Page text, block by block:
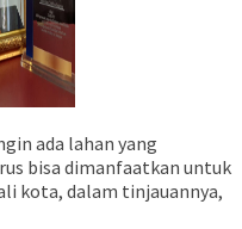
ada lahan yang
bisa dimanfaatkan untuk
kota, dalam tinjauannya,